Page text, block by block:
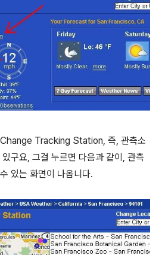
Change Tracking Station, 즉, 관측소
구요, 그걸 누르면 다음과 같이, 관측
있는 화면이 나옵니다.